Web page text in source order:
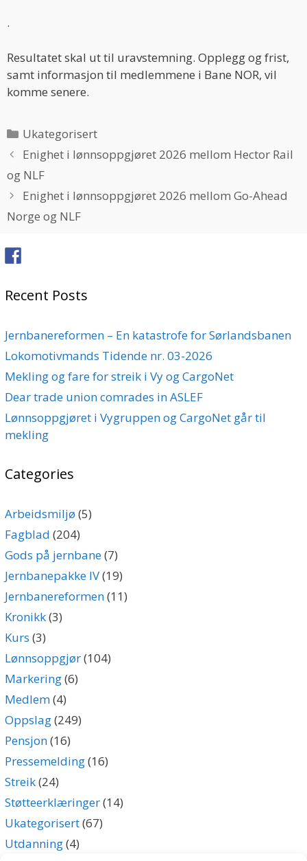
.
Resultatet skal ut til uravstemning. Opplegg og frist,
samt informasjon til medlemmene i Bane NOR, vil
komme senere.
Categories
Ukategorisert
Enighet i lønnsoppgjøret 2026 mellom Hector Rail
og NLF
Enighet i lønnsoppgjøret 2026 mellom Go-Ahead
Norge og NLF
Recent Posts
Jernbanereformen – En katastrofe for Sørlandsbanen
Lokomotivmands Tidende nr. 03-2026
Mekling og fare for streik i Vy og CargoNet
Dear trade union comrades in ASLEF
Lønnsoppgjøret i Vygruppen og CargoNet går til
mekling
Categories
Arbeidsmiljø (5)
Fagblad (204)
Gods på jernbane(7)
Jernbanepakke IV(19)
Jernbanereformen(11)
Kronikk(3)
Kurs (3)
Lønnsoppgjør(104)
Markering(6)
Medlem(4)
Oppslag(249)
Pensjon(16)
Pressemelding(16)
Streik(24)
Støtteerklæringer(14)
Ukategorisert(67)
Utdanning(4)